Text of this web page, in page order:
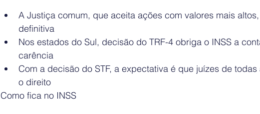
A Justiça comum, que aceita ações com valores mais
definitiva
Nos estados do Sul, decisão do TRF-4 obriga o INSS a
carência
Com a decisão do STF, a expectativa é que juízes de
o direito
Como fica no INSS